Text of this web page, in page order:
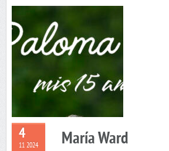
4
11 2024 María Ward